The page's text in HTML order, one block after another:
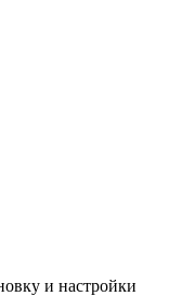
и настройки